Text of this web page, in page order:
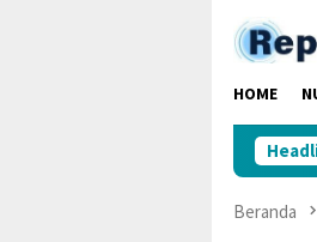
konten
HOME
Kapolresta
Beranda